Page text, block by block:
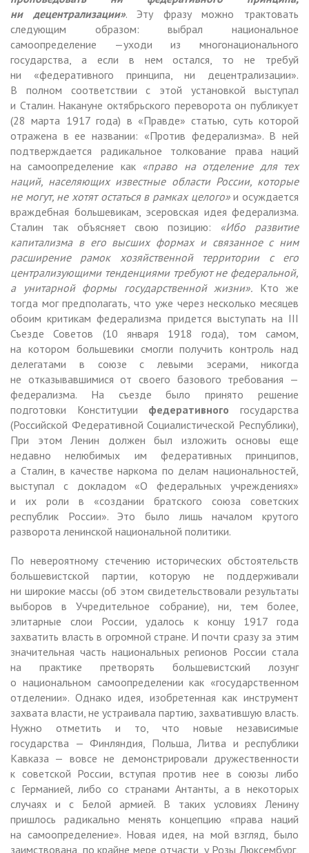
ни децентрализации». Эту фразу можно трактовать
следующим образом: выбрал национальное
самоопределение —уходи из многонационального
государства, а если в нем остался, то не требуй
ни «федеративного принципа, ни децентрализации».
В полном соответствии с этой установкой выступал
и Сталин. Накануне октябрьского переворота он публикует
(28 марта 1917 года) в «Правде» статью, суть которой
отражена в ее названии: «Против федерализма». В ней
подтверждается радикальное толкование права наций
на самоопределение как «право на отделение для тех
наций, населяющих известные области России, которые
не могут, не хотят остаться в рамках целого»и осуждается
враждебная большевикам, эсеровская идея федерализма.
Сталин так объясняет свою позицию: «Ибо развитие
капитализма в его высших формах и связанное с ним
расширение рамок хозяйственной территории с его
централизующими тенденциями требуют не федеральной,
а унитарной формы государственной жизни». Кто же
тогда мог предполагать, что уже через несколько месяцев
обоим критикам федерализма придется выступать на III
Съезде Советов (10 января 1918 года), том самом,
на котором большевики смогли получить контроль над
делегатами в союзе с левыми эсерами, никогда
не отказывавшимися от своего базового требования —
федерализма. На съезде было принято решение
подготовки Конституции федеративного государства
(Российской Федеративной Социалистической Республики),
При этом Ленин должен был изложить основы еще
недавно нелюбимых им федеративных принципов,
а Сталин, в качестве наркома по делам национальностей,
выступал с докладом «О федеральных учреждениях»
и их роли в «создании братского союза советских
республик России». Это было лишь началом крутого
разворота ленинской национальной политики.
По невероятному стечению исторических обстоятельств
большевистской партии, которую не поддерживали
ни широкие массы (об этом свидетельствовали результаты
выборов в Учредительное собрание), ни, тем более,
элитарные слои России, удалось к концу 1917 года
захватить власть в огромной стране. И почти сразу за этим
значительная часть национальных регионов России стала
на практике претворять большевистский лозунг
о национальном самоопределении как «государственном
отделении». Однако идея, изобретенная как инструмент
захвата власти, не устраивала партию, захватившую власть.
Нужно отметить и то, что новые независимые
государства — Финляндия, Польша, Литва и республики
Кавказа — вовсе не демонстрировали дружественности
к советской России, вступая против нее в союзы либо
с Германией, либо со странами Антанты, а в некоторых
случаях и с Белой армией. В таких условиях Ленину
пришлось радикально менять концепцию «права наций
на самоопределение». Новая идея, на мой взгляд, было
заимствована, по крайне мере отчасти, у Розы Люксембург,